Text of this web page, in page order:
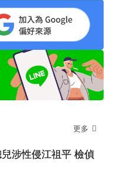
更多
涉性侵江祖平 檢偵